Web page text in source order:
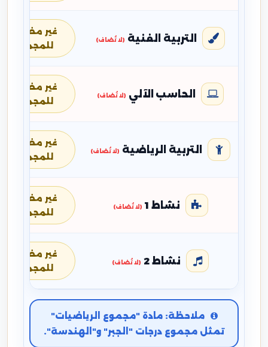
التربية الفنية (لا تُضاف)
غير مضافة
للمجموع
الحاسب الآلي (لا تُضاف)
غير مضافة
للمجموع
التربية الرياضية (لا تُضاف)
غير مضافة
للمجموع
نشاط 1 (لا تُضاف)
غير مضافة
للمجموع
نشاط 2 (لا تُضاف)
غير مضافة
للمجموع
ملاحظة: مادة "مجموع الرياضيات"
تمثل مجموع درجات "الجبر" و"الهندسة".